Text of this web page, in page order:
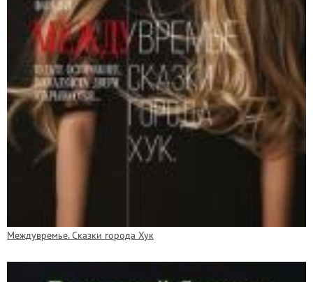
Междувремье. Сказки города Хук